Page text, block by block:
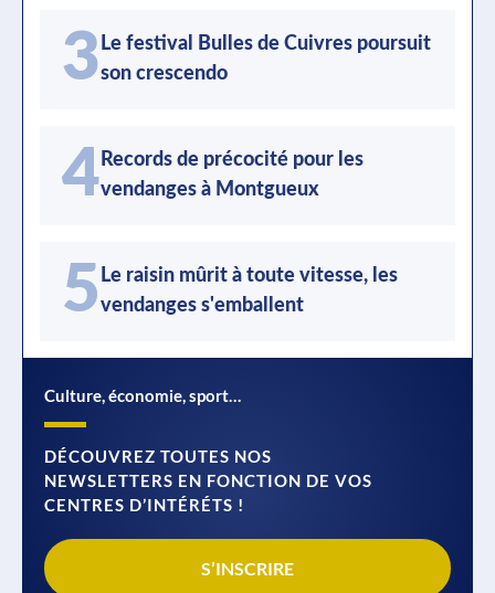
3 Le festival Bulles de Cuivres poursuit
son crescendo
4 Records de précocité pour les
vendanges à Montgueux
5 Le raisin mûrit à toute vitesse, les
vendanges s'emballent
Culture, économie, sport…
DÉCOUVREZ TOUTES NOS
NEWSLETTERS EN FONCTION DE VOS
CENTRES D’INTÉRÉTS !
S’INSCRIRE